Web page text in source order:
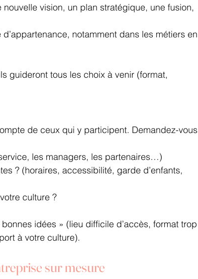
nouvelle vision, un plan stratégique, une fusion,
notamment dans les métiers en
guideront tous les choix à venir (format,
de ceux qui y participent. Demandez-vous
les managers, les partenaires…)
? (horaires, accessibilité, garde d’enfants,
culture ?
idées » (lieu difficile d’accès, format trop
à votre culture).
sur mesure